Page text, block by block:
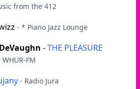
from the 412
- * Piano Jazz Lounge
-THE PLEASURE
WHUR-FM
- Radio Jura